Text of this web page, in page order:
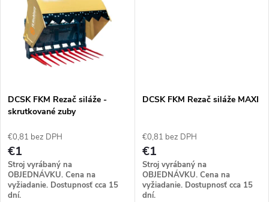
DCSK FKM Rezač siláže -
skrutkované zuby
€0,81 bez DPH
€1
Stroj vyrábaný na
OBJEDNÁVKU. Cena na
vyžiadanie. Dostupnosť cca 15
dní.
DCSK FKM Rezač siláže MAXI
€0,81 bez DPH
€1
Stroj vyrábaný na
OBJEDNÁVKU. Cena na
vyžiadanie. Dostupnosť cca 15
dní.